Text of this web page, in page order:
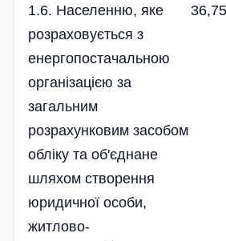
1.6. Населенню, яке
розраховується з
енергопостачальною
організацією за
загальним
розрахунковим засобом
обліку та об'єднане
шляхом створення
юридичної особи,
житлово-
36,75